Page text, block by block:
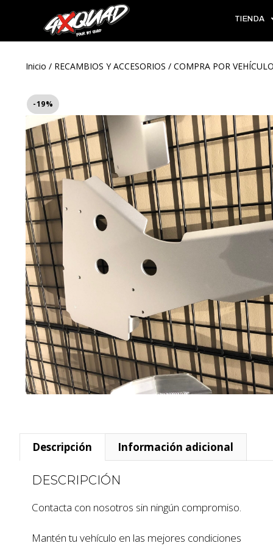
TIENDA
Inicio / RECAMBIOS Y ACCESORIOS / COMPRA POR VEHÍCULO
-19%
Descripción Información adicional
DESCRIPCIÓN
Contacta con nosotros sin ningún compromiso.
Mantén tu vehículo en las mejores condiciones